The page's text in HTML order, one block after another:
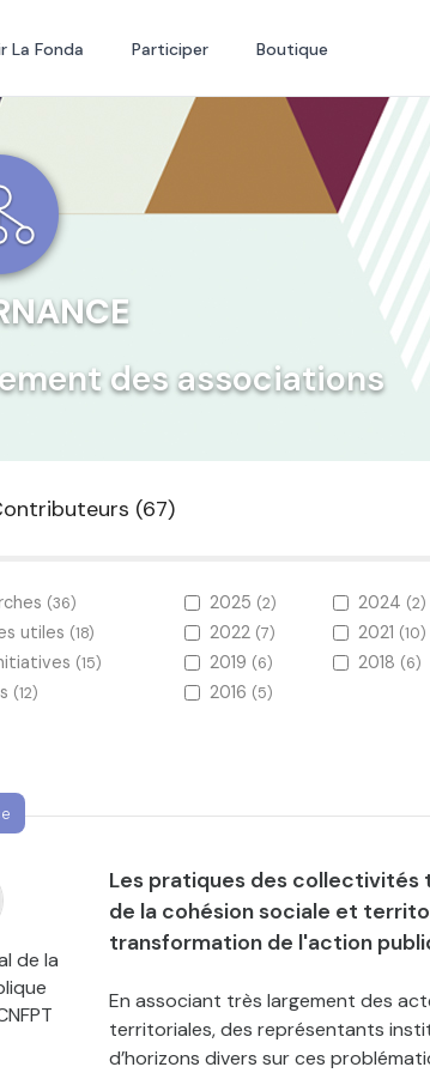
La Fonda Participer Boutique
des associations
(67)
(36)
utiles (18)
(15)
(12)
2025 (2) 2024 (2)
2022 (7) 2021 (10)
2019 (6) 2018 (6)
2016 (5)
de la
Les pratiques des collectivités
de la cohésion sociale et
transformation de l'action
En associant très largement des
territoriales, des représentants
d’horizons divers sur ces